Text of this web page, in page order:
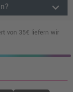
keyboard_arrow_down
von 35€ liefern wir